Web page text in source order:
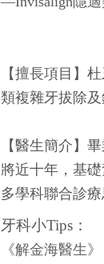
【擅長項目】
類複雜牙拔除及
【醫生簡介】
將近十年，基
多學科聯合診療
牙科小Tips：
《解金海醫生》